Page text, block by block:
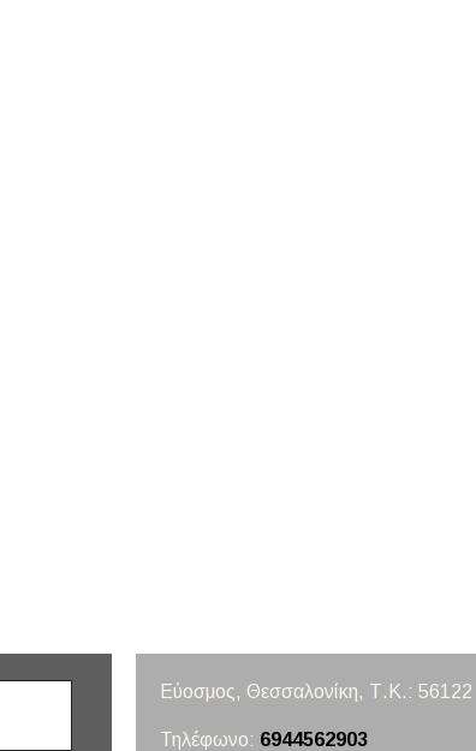
Εύοσμος, Θεσσαλονίκη, Τ.Κ.: 56122
Τηλέφωνο: 6944562903